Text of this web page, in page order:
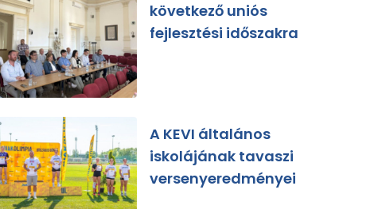
következő uniós
fejlesztési időszakra
A KEVI általános
iskolájának tavaszi
versenyeredményei